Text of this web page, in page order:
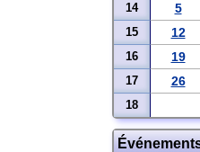
14 5
15 12
16 19
17 26
18